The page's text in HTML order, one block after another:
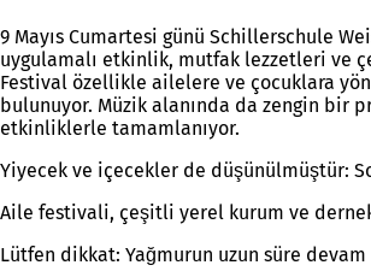
9 Mayıs Cumartesi günü Schillerschule
uygulamalı etkinlik, mutfak lezzetleri ve
Festival özellikle ailelere ve çocuklara
bulunuyor. Müzik alanında da zengin bir
etkinliklerle tamamlanıyor.
Yiyecek ve içecekler de düşünülmüştür:
Aile festivali, çeşitli yerel kurum ve
Lütfen dikkat: Yağmurun uzun süre